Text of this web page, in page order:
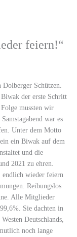
feiern!“
Schützen.
Biwak der erste Schritt
mussten wir
war es
Unter dem Motto
ein Biwak auf dem
und die
2021 zu ehren.
endlich wieder feiern
Reibungslos
Alle Mitglieder
Sie dachten in
Deutschlands,
noch lange